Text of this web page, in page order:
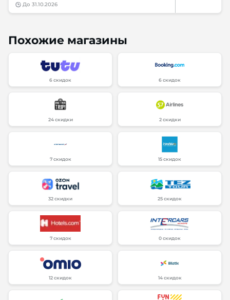
до 31.10.2026
Похожие магазины
6 скидок 6 скидок
24 скидки 2 скидки
7 скидок 15 скидок
32 скидки 25 скидок
7 скидок 0 скидок
12 скидок 14 скидок